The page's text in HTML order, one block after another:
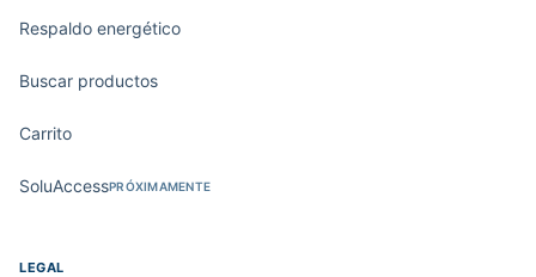
Respaldo energético
Buscar productos
Carrito
SoluAccessPRÓXIMAMENTE
LEGAL